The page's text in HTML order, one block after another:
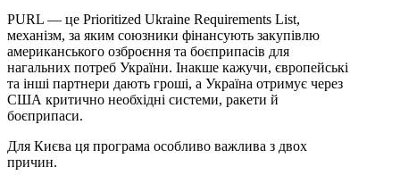
PURL — це Prioritized Ukraine Requirements List,
механізм, за яким союзники фінансують закупівлю
американського озброєння та боєприпасів для
нагальних потреб України. Інакше кажучи, європейські
та інші партнери дають гроші, а Україна отримує через
США критично необхідні системи, ракети й
боєприпаси.
Для Києва ця програма особливо важлива з двох
причин.